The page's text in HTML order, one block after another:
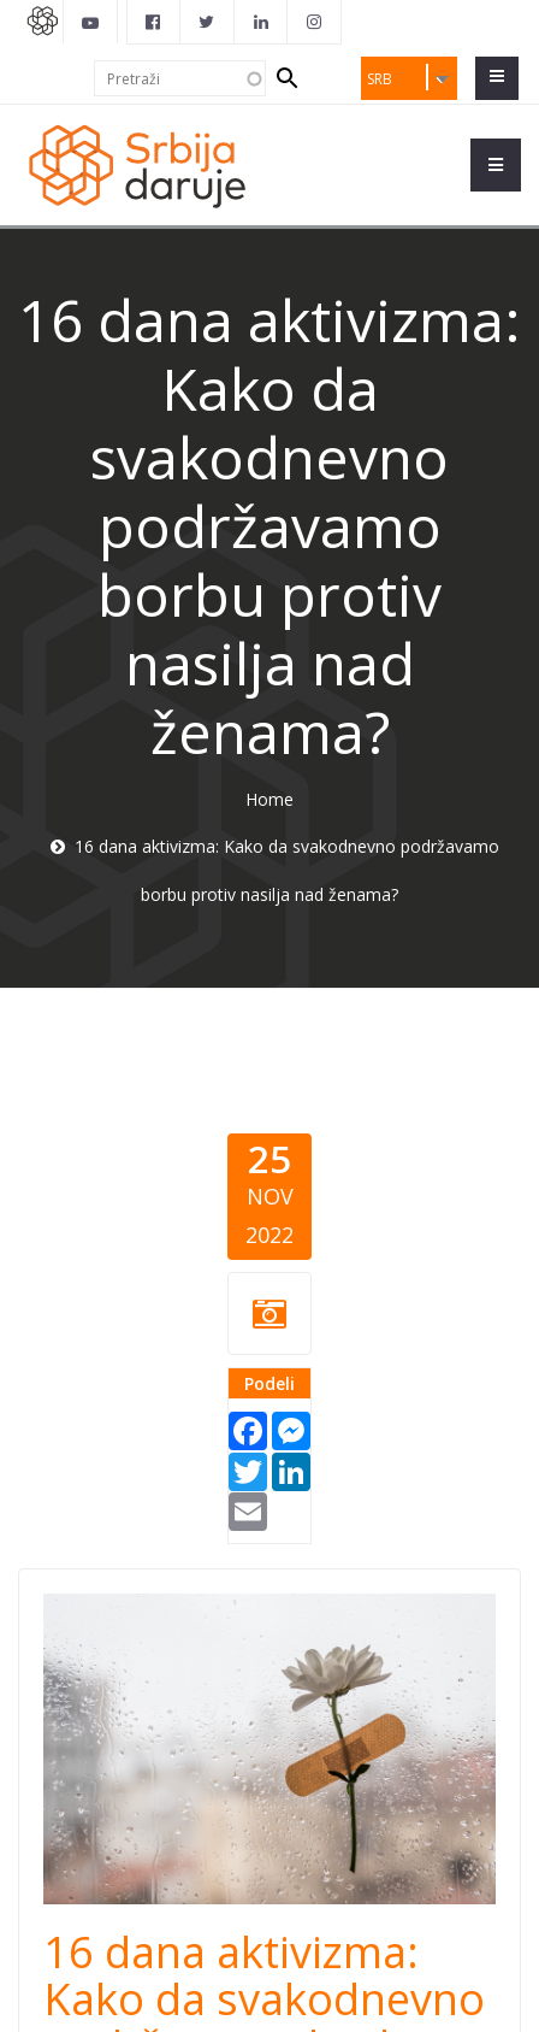
SRB
Search
form
16 dana aktivizma:
Kako da
svakodnevno
podržavamo
borbu protiv
nasilja nad
ženama?
Home
16 dana aktivizma: Kako da svakodnevno podržavamo
borbu protiv nasilja nad ženama?
25
NOV
2022
Podeli
Facebook
Twitter
16 dana aktivizma:
Kako da svakodnevno